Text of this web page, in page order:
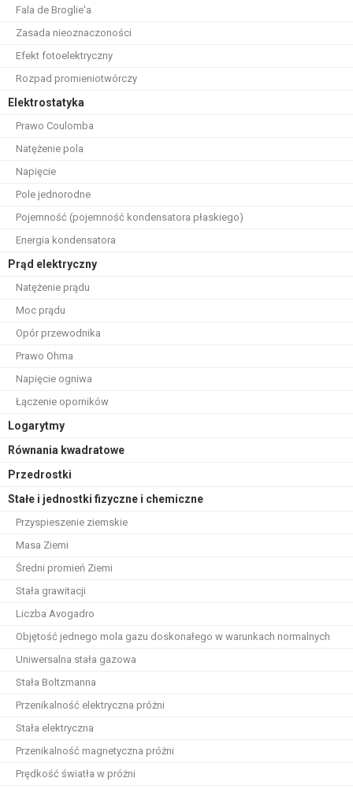
Fala de Broglie'a
Zasada nieoznaczoności
Efekt fotoelektryczny
Rozpad promieniotwórczy
Elektrostatyka
Prawo Coulomba
Natężenie pola
Napięcie
Pole jednorodne
Pojemność (pojemność kondensatora płaskiego)
Energia kondensatora
Prąd elektryczny
Natężenie prądu
Moc prądu
Opór przewodnika
Prawo Ohma
Napięcie ogniwa
Łączenie oporników
Logarytmy
Równania kwadratowe
Przedrostki
Stałe i jednostki fizyczne i chemiczne
Przyspieszenie ziemskie
Masa Ziemi
Średni promień Ziemi
Stała grawitacji
Liczba Avogadro
Objętość jednego mola gazu doskonałego w warunkach normalnych
Uniwersalna stała gazowa
Stała Boltzmanna
Przenikalność elektryczna próżni
Stała elektryczna
Przenikalność magnetyczna próżni
Prędkość światła w próżni